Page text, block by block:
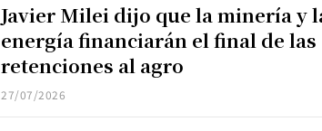
Javier Milei dijo que la minería y
energía financiarán el final de las
retenciones al agro
27/07/2026